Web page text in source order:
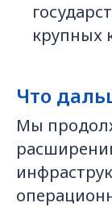
крупных
Что
Мы